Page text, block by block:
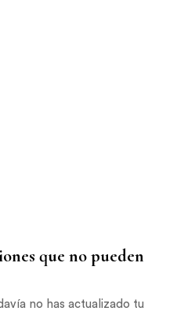
que no pueden
no has actualizado tu